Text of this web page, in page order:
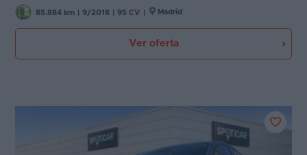
85.884 km 9/2018 95 CV Madrid
Ver oferta